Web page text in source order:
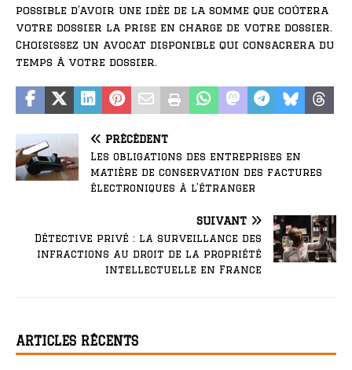
possible d’avoir une idée de la somme que coûtera
votre dossier la prise en charge de votre dossier.
Choisissez un avocat disponible qui consacrera du
temps à votre dossier.
PRÉCÉDENT
Les obligations des entreprises en
matière de conservation des factures
électroniques à l’étranger
SUIVANT
Détective privé : la surveillance des
infractions au droit de la propriété
intellectuelle en France
ARTICLES RÉCENTS